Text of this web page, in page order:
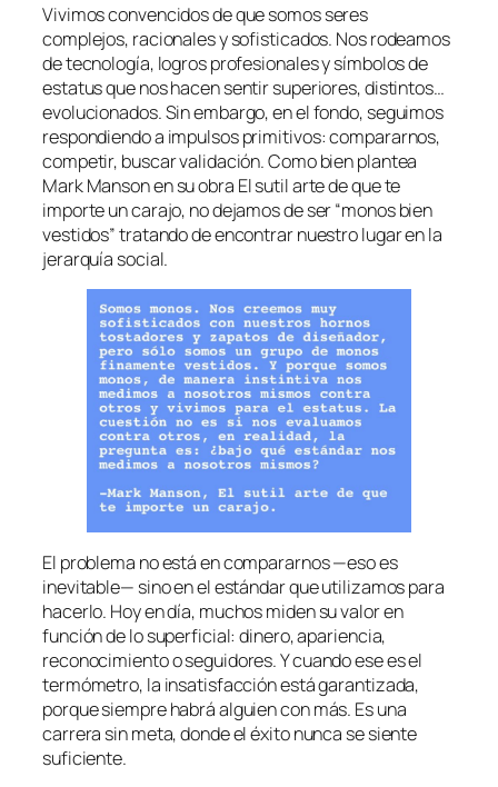
Vivimos convencidos de que somos seres
complejos, racionales y sofisticados. Nos rodeamos
de tecnología, logros profesionales y símbolos de
estatus que nos hacen sentir superiores, distintos…
evolucionados. Sin embargo, en el fondo, seguimos
respondiendo a impulsos primitivos: compararnos,
competir, buscar validación. Como bien plantea
Mark Manson en su obra El sutil arte de que te
importe un carajo, no dejamos de ser “monos bien
vestidos” tratando de encontrar nuestro lugar en la
jerarquía social.
El problema no está en compararnos —eso es
inevitable— sino en el estándar que utilizamos para
hacerlo. Hoy en día, muchos miden su valor en
función de lo superficial: dinero, apariencia,
reconocimiento o seguidores. Y cuando ese es el
termómetro, la insatisfacción está garantizada,
porque siempre habrá alguien con más. Es una
carrera sin meta, donde el éxito nunca se siente
suficiente.